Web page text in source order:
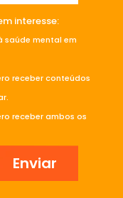
interesse:
saúde mental em
receber conteúdos
receber ambos os